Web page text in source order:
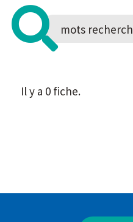
Il y a 0 fiche.